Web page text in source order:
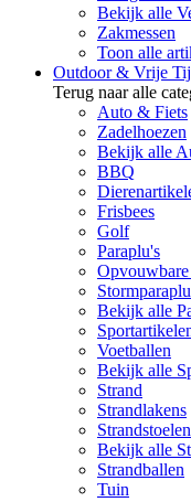
Bekijk alle
Zakmessen
Toon alle
Outdoor & Vrije
Terug naar alle
Auto & Fiets
Zadelhoezen
Bekijk alle
BBQ
Frisbees
Golf
Paraplu's
Bekijk alle
Voetballen
Bekijk alle
Strand
Strandlakens
Strandstoelen
Bekijk alle
Strandballen
Tuin